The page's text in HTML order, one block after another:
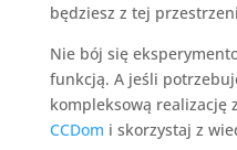
będziesz z tej
Nie bój się
funkcją. A jeśli
kompleksową realizację
CCDom i skorzystaj z